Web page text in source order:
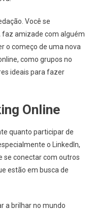
Você se
faz amizade com alguém
o começo de uma nova
como grupos no
ideais para fazer
Online
quanto participar de
o LinkedIn,
se conectar com outros
estão em busca de
a brilhar no mundo